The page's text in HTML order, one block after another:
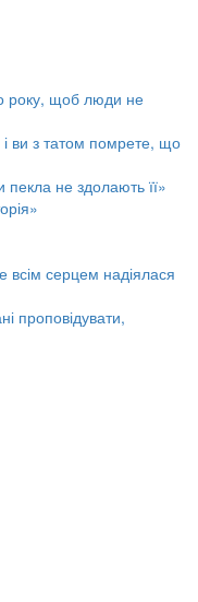
року, щоб люди не
ви з татом помрете, що
не здолають її»
серцем надіялася
проповідувати,